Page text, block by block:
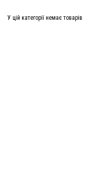
У цій категорії немає товарів